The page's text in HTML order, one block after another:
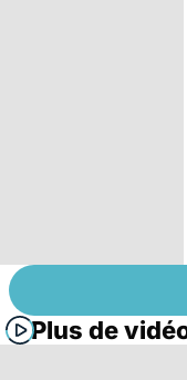
Plus de